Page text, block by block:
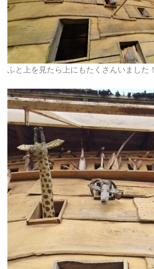
ふと上を見たら上にもたくさんいました！